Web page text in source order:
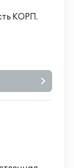
КОРП.